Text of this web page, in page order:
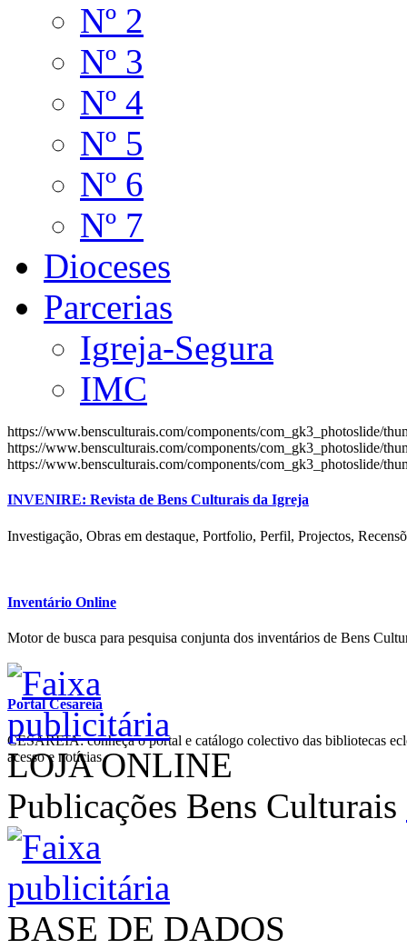
Nº 2
Nº 3
Nº 4
Nº 5
Nº 6
Nº 7
Dioceses
Parcerias
Igreja-Segura
IMC
https://www.bensculturais.com/components/com_gk3_photoslide/
https://www.bensculturais.com/components/com_gk3_photoslide/
https://www.bensculturais.com/components/com_gk3_photoslide/
INVENIRE: Revista de Bens Culturais da Igreja
Investigação, Obras em destaque, Portfolio, Perfil, Projectos,
Inventário Online
Motor de busca para pesquisa conjunta dos inventários de Bens
Portal Cesareia
CESAREIA: conheça o portal e catálogo colectivo das bibliotecas
acesso e notícias
LOJA ONLINE
Publicações Bens Culturais
BASE DE DADOS